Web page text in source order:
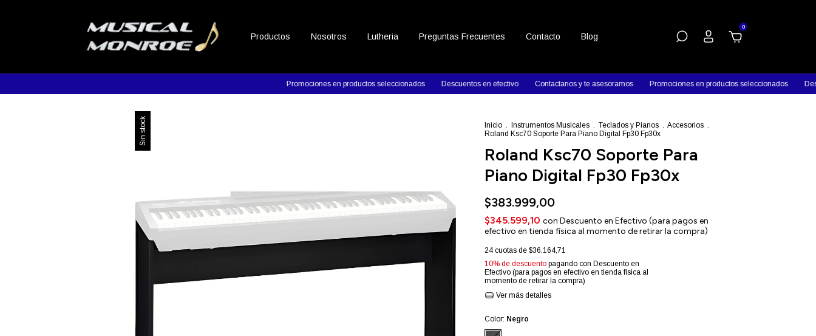
Productos Nosotros Lutheria Preguntas Frecuentes Contacto Blog
0
Promociones en productos seleccionados Descuentos en efectivo Contactanos y te asesoramos Promociones en productos seleccionados Descuentos
Sin stock Inicio . Instrumentos Musicales . Teclados y Pianos . Accesorios .
Roland Ksc70 Soporte Para Piano Digital Fp30 Fp30x
Roland Ksc70 Soporte Para
Piano Digital Fp30 Fp30x
$383.999,00
$345.599,10 con Descuento en Efectivo (para pagos en
efectivo en tienda física al momento de retirar la compra)
24 cuotas de $36.164,71
10% de descuento pagando con Descuento en
Efectivo (para pagos en efectivo en tienda física al
momento de retirar la compra)
Ver más detalles
Color: Negro